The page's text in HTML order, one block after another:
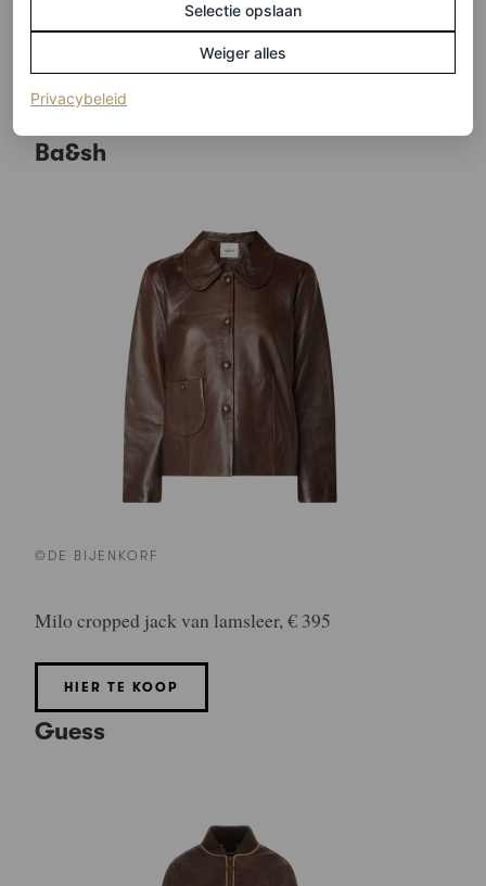
Zo geef je je lentelook een frisse
upgrade met blauwe sneakers
LUCREZIA MALAVOLTA
Ba&sh
©DE BIJENKORF
Milo cropped jack van lamsleer, € 395
HIER TE KOOP
Guess
Selectie opslaan
Weiger alles
Privacybeleid